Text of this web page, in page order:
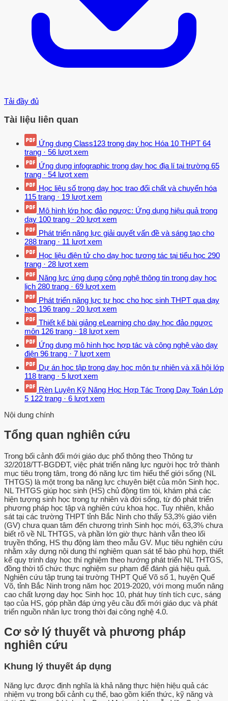
Tải đầy đủ
Tài liệu liên quan
Ứng dụng Class123 trong dạy học Hóa 10 THPT 64
trang · 56 lượt xem
Ứng dụng infographic trong dạy học địa lí tại trường 65
trang · 54 lượt xem
Học liệu số trong dạy học trao đổi chất và chuyển hóa
115 trang · 19 lượt xem
Mô hình lớp học đảo ngược: Ứng dụng hiệu quả trong
dạy 100 trang · 20 lượt xem
Phát triển năng lực giải quyết vấn đề và sáng tạo cho
288 trang · 11 lượt xem
Học liệu điện tử cho dạy học tương tác tại tiểu học 290
trang · 28 lượt xem
Năng lực ứng dụng công nghệ thông tin trong dạy học
lịch 280 trang · 69 lượt xem
Phát triển năng lực tự học cho học sinh THPT qua dạy
học 196 trang · 20 lượt xem
Thiết kế bài giảng eLearning cho dạy học đảo ngược
môn 126 trang · 18 lượt xem
Ứng dụng mô hình học hợp tác và công nghệ vào dạy
điện 96 trang · 7 lượt xem
Dự án học tập trong dạy học môn tự nhiên và xã hội lớp
118 trang · 5 lượt xem
Rèn Luyện Kỹ Năng Học Hợp Tác Trong Dạy Toán Lớp
5 122 trang · 6 lượt xem
Nội dung chính
Tổng quan nghiên cứu
Trong bối cảnh đổi mới giáo dục phổ thông theo Thông tư
32/2018/TT-BGDĐT, việc phát triển năng lực người học trở thành
mục tiêu trọng tâm, trong đó năng lực tìm hiểu thế giới sống (NL
THTGS) là một trong ba năng lực chuyên biệt của môn Sinh học.
NL THTGS giúp học sinh (HS) chủ động tìm tòi, khám phá các
hiện tượng sinh học trong tự nhiên và đời sống, từ đó phát triển
phương pháp học tập và nghiên cứu khoa học. Tuy nhiên, khảo
sát tại các trường THPT tỉnh Bắc Ninh cho thấy 53,3% giáo viên
(GV) chưa quan tâm đến chương trình Sinh học mới, 63,3% chưa
biết rõ về NL THTGS, và phần lớn giờ thực hành vẫn theo lối
truyền thống, HS thụ động làm theo mẫu GV. Mục tiêu nghiên cứu
nhằm xây dựng nội dung thí nghiệm quan sát tế bào phù hợp, thiết
kế quy trình dạy học thí nghiệm theo hướng phát triển NL THTGS,
đồng thời tổ chức thực nghiệm sư phạm để đánh giá hiệu quả.
Nghiên cứu tập trung tại trường THPT Quế Võ số 1, huyện Quế
Võ, tỉnh Bắc Ninh trong năm học 2019-2020, với mong muốn nâng
cao chất lượng dạy học Sinh học 10, phát huy tính tích cực, sáng
tạo của HS, góp phần đáp ứng yêu cầu đổi mới giáo dục và phát
triển nguồn nhân lực trong thời đại công nghệ 4.0.
Cơ sở lý thuyết và phương pháp
nghiên cứu
Khung lý thuyết áp dụng
Năng lực được định nghĩa là khả năng thực hiện hiệu quả các
nhiệm vụ trong bối cảnh cụ thể, bao gồm kiến thức, kỹ năng và